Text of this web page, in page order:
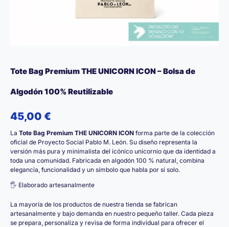
Tote Bag Premium THE UNICORN ICON – Bolsa de
Algodón 100% Reutilizable
45,00 €
La Tote Bag Premium THE UNICORN ICON forma parte de la colección
oficial de Proyecto Social Pablo M. León. Su diseño representa la
versión más pura y minimalista del icónico unicornio que da identidad a
toda una comunidad. Fabricada en algodón 100 % natural, combina
elegancia, funcionalidad y un símbolo que habla por sí solo.
🖐️ Elaborado artesanalmente
La mayoría de los productos de nuestra tienda se fabrican
artesanalmente y bajo demanda en nuestro pequeño taller. Cada pieza
se prepara, personaliza y revisa de forma individual para ofrecer el